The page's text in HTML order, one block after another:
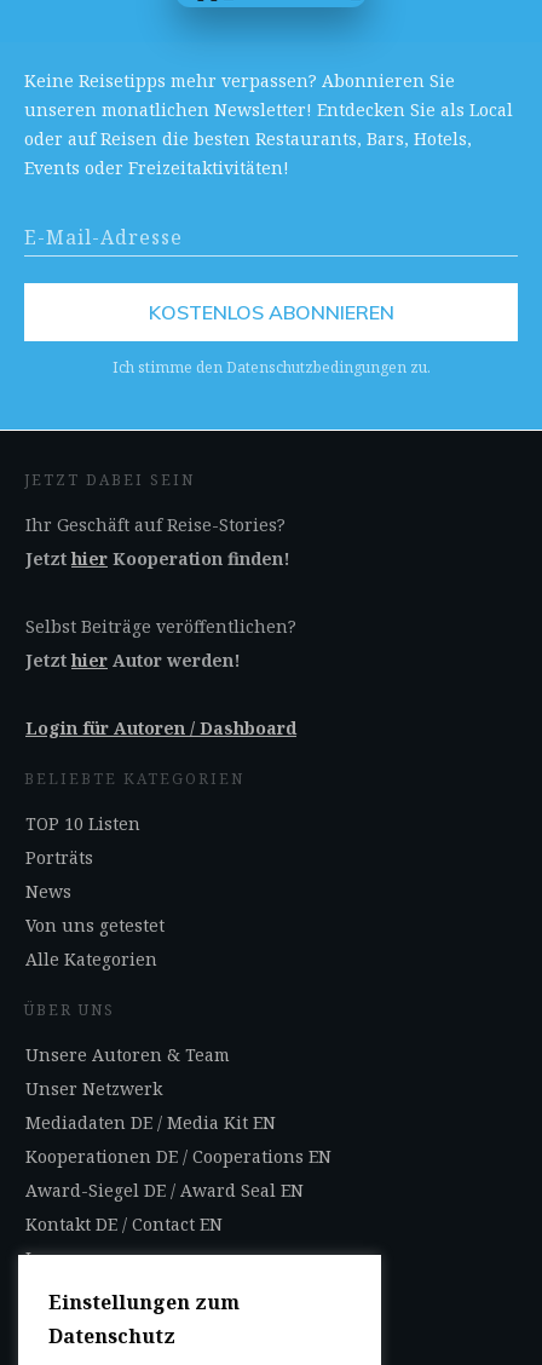
Keine Reisetipps mehr verpassen? Abonnieren Sie
unseren monatlichen Newsletter! Entdecken Sie als Local
oder auf Reisen die besten Restaurants, Bars, Hotels,
Events oder Freizeitaktivitäten!
KOSTENLOS ABONNIEREN
Ich stimme den Datenschutzbedingungen zu.
JETZT DABEI SEIN
Ihr Geschäft auf Reise-Stories?
Jetzthier Kooperation finden!
Selbst Beiträge veröffentlichen?
Jetzthier Autor werden!
Login für Autoren / Dashboard
BELIEBTE KATEGORIEN
TOP 10 Listen
Porträts
News
Von uns getestet
Alle Kategorien
ÜBER UNS
Unsere Autoren & Team
Unser Netzwerk
Mediadaten DE / Media Kit EN
Kooperationen DE / Cooperations EN
Award-Siegel DE / Award Seal EN
Kontakt DE / Contact EN
Impressum
Datenschutzbestimmungen
Nutzungsbedingungen
Einstellungen zum
Datenschutz